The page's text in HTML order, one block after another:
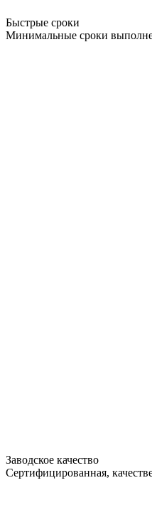
Быстрые сроки
Минимальные сроки
Заводское качество
Сертифицированная,